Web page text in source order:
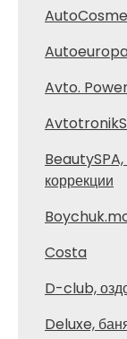
Avto.
AvtotronikS
BeautySPA,
коррекции
Costa
D-club,
Deluxe,